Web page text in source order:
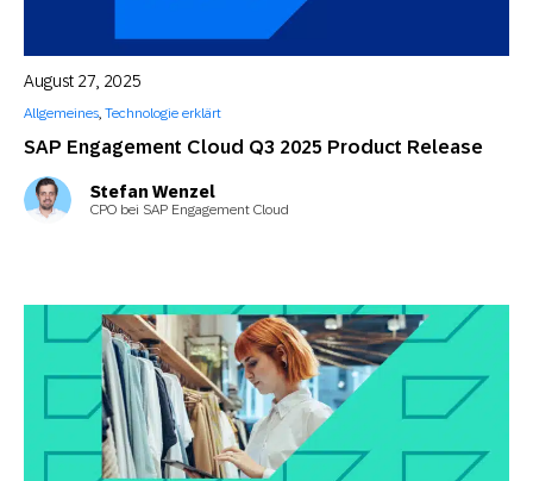
SAP Engagement Cloud Q3 2025 Product Release
August 27, 2025
Allgemeines, Technologie erklärt
Stefan Wenzel
CPO bei SAP Engagement Cloud